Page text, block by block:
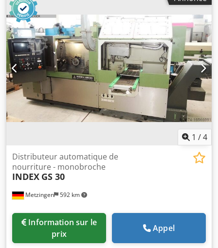
1 /4
Metzingen 592 km
Distributeur automatique de
nourriture - monobroche
INDEX GS 30
prix
Appel